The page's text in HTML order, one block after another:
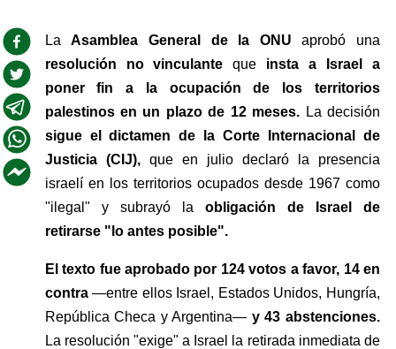
La Asamblea General de la ONU
resolución no vinculante que insta a Israel a
poner fin a la ocupación de los territorios
palestinos en un plazo de 12 meses.
sigue el dictamen de la Corte Internacional de
Justicia (CIJ), que en julio declaró la presencia
israelí en los territorios ocupados desde 1967 como
"ilegal" y subrayó la obligación de Israel de
retirarse "lo antes posible".
El texto fue aprobado por 124 votos a favor, 14 en
contra —entre ellos Israel, Estados Unidos, Hungría,
República Checa y Argentina— y 43 abstenciones.
La resolución "exige" a Israel la retirada inmediata de